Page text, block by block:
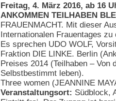
Freitag, 4. März 2016, ab 16
ANKOMMEN TEILHABEN
FRAUENMACHT. Mit dieser
Internationalen Frauentages
Es sprechen UDO WOLF,
Fraktion DIE LINKE. Berlin
Preises 2014 (Teilhaben –
Selbstbestimmt leben).
Three women (JEANNINE
Veranstaltungsort: Südblock,